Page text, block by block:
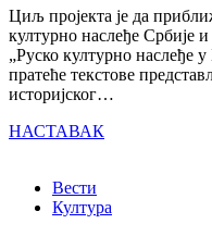
Циљ пројекта је да
културно наслеђе Србије
„Руско културно наслеђе у
пратеће текстове
историјског…
НАСТАВАК
Вести
Култура